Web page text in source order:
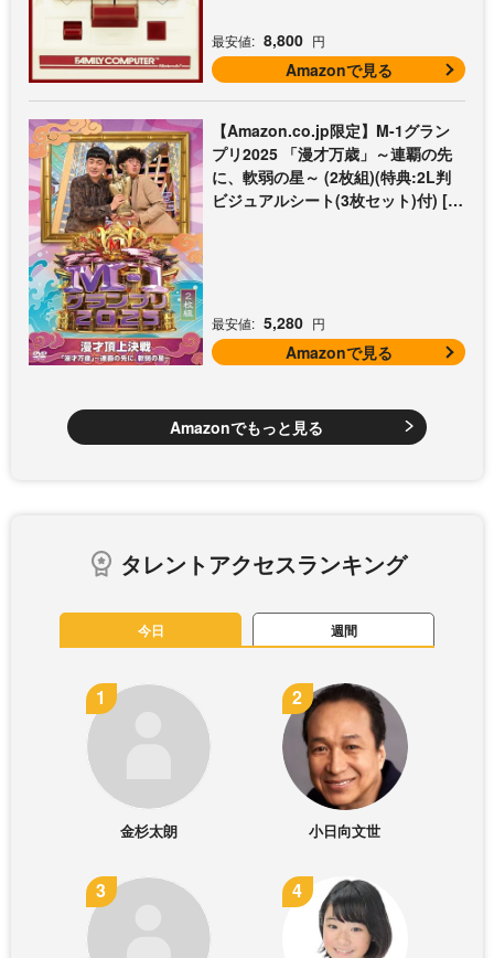
最安値: 8,800 円
Amazonで見る
【Amazon.co.jp限定】M-1グラン
プリ2025 「漫才万歳」～連覇の先
に、軟弱の星～ (2枚組)(特典:2L判
ビジュアルシート(3枚セット)付) [D
最安値: 5,280 円
Amazonで見る
Amazonでもっと見る
タレントアクセスランキング
今日 週間
金杉太朗 小日向文世